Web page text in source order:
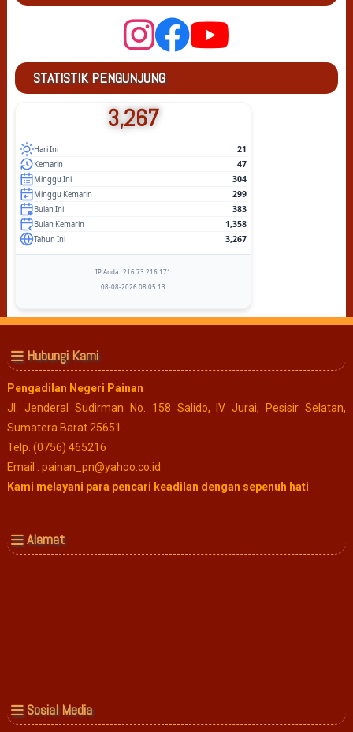
STATISTIK PENGUNJUNG
3,267
Hari Ini 21
Kemarin 47
Minggu Ini 304
Minggu Kemarin 299
Bulan Ini 383
Bulan Kemarin 1,358
Tahun Ini 3,267
IP Anda : 216.73.216.171
08-08-2026 08:05:13
Hubungi Kami
Pengadilan Negeri Painan
Jl. Jenderal Sudirman No. 158 Salido, IV Jurai, Pesisir Selatan,
Sumatera Barat 25651
Telp. (0756) 465216
Email : painan_pn@yahoo.co.id
Kami melayani para pencari keadilan dengan sepenuh hati
Alamat
Sosial Media